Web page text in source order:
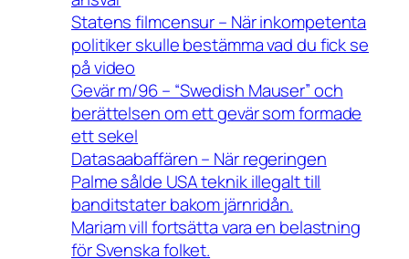
Statens filmcensur – När inkompetenta
politiker skulle bestämma vad du fick se
på video
Gevär m/96 – “Swedish Mauser” och
berättelsen om ett gevär som formade
ett sekel
Datasaabaffären – När regeringen
Palme sålde USA teknik illegalt till
banditstater bakom järnridån.
Mariam vill fortsätta vara en belastning
för Svenska folket.